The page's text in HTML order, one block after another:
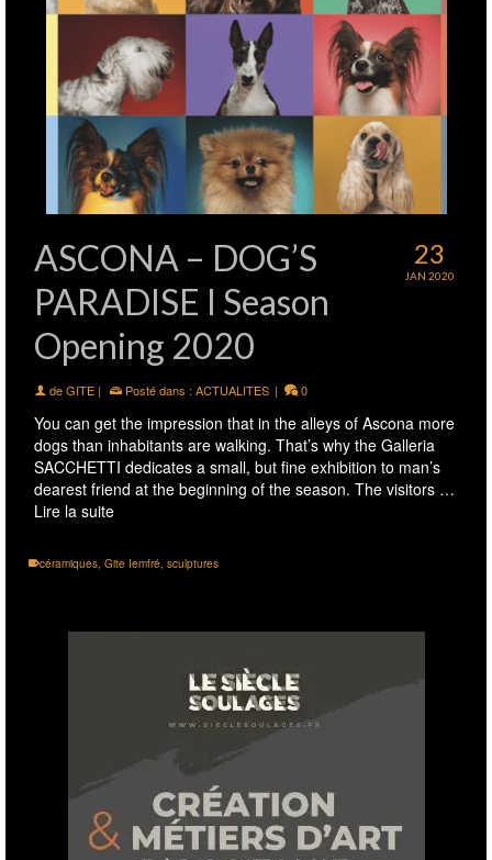
23
JAN 2020
ASCONA – DOG’S
PARADISE I Season
Opening 2020
deGITE | Posté dans : ACTUALITES | 0
You can get the impression that in the alleys of Ascona more
dogs than inhabitants are walking. That’s why the Galleria
SACCHETTI dedicates a small, but fine exhibition to man’s
dearest friend at the beginning of the season. The visitors …
Lire la suite
céramiques, Gite Iemfré, sculptures